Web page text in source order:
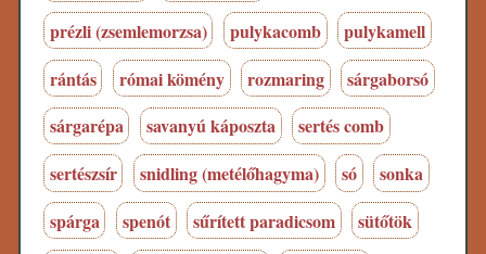
prézli (zsemlemorzsa)
pulykacomb
pulykamell
rántás
római kömény rozmaring
sárgaborsó
sárgarépa
savanyú káposzta
sertés comb
sertészsír
snidling (metélőhagyma) só
sonka
spárga
spenót sűrített paradicsom
sütőtök